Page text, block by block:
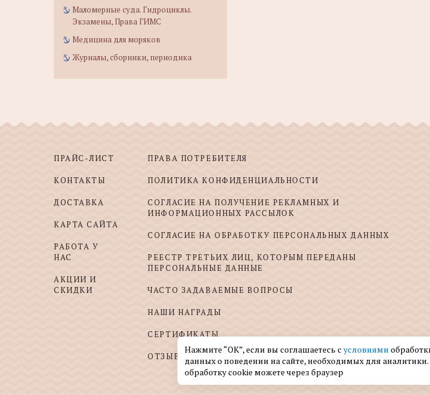
Маломерные суда. Гидроциклы.
Экзамены, Права ГИМС
Медицина для моряков
Журналы, сборники, периодика
ПРАЙС-ЛИСТ
КОНТАКТЫ
ДОСТАВКА
КАРТА САЙТА
РАБОТА У
НАС
АКЦИИ И
СКИДКИ
ПРАВА ПОТРЕБИТЕЛЯ
ПОЛИТИКА КОНФИДЕНЦИАЛЬНОСТИ
СОГЛАСИЕ НА ПОЛУЧЕНИЕ РЕКЛАМНЫХ И
ИНФОРМАЦИОННЫХ РАССЫЛОК
СОГЛАСИЕ НА ОБРАБОТКУ ПЕРСОНАЛЬНЫХ ДАННЫХ
РЕЕСТР ТРЕТЬИХ ЛИЦ, КОТОРЫМ ПЕРЕДАНЫ
ПЕРСОНАЛЬНЫЕ ДАННЫЕ
ЧАСТО ЗАДАВАЕМЫЕ ВОПРОСЫ
НАШИ НАГРАДЫ
СЕРТИФИКАТЫ
ОТЗЫВЫ И ПОЖЕЛАНИЯ
Нажмите “ОК”, если вы соглашаетесь с условиями
данных о поведении на сайте, необходимых для аналитики.
обработку cookie можете через браузер